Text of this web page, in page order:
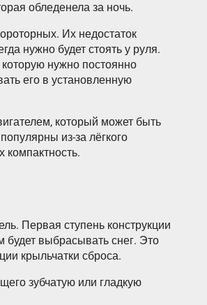
обледенела за ночь.
Их недостаток
нужно будет стоять у руля.
нужно постоянно
его в установленную
который может быть
из-за лёгкого
Первая ступень конструкции
будет выбрасывать снег. Это
крыльчатки сброса.
зубчатую или гладкую